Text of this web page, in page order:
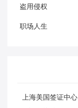
盗用侵权
职场人生
上海美国签证中心